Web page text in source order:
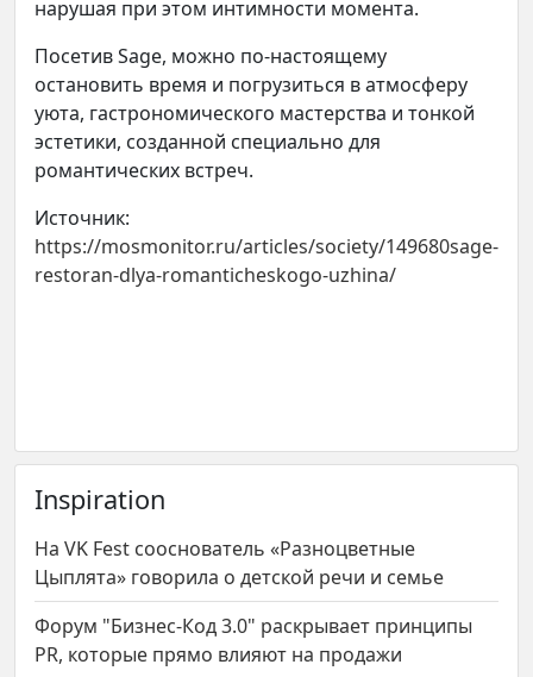
нарушая при этом интимности момента.
Посетив Sage, можно по-настоящему
остановить время и погрузиться в атмосферу
уюта, гастрономического мастерства и тонкой
эстетики, созданной специально для
романтических встреч.
Источник:
https://mosmonitor.ru/articles/society/149680sage-
restoran-dlya-romanticheskogo-uzhina/
Inspiration
На VK Fest сооснователь «Разноцветные
Цыплята» говорила о детской речи и семье
Форум "Бизнес-Код 3.0" раскрывает принципы
PR, которые прямо влияют на продажи